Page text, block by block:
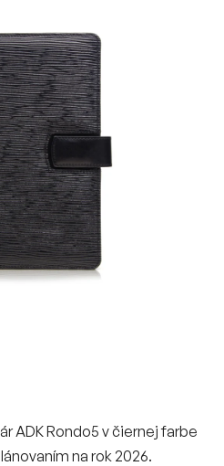
ADK Rondo5 v čiernej farbe
na rok 2026.